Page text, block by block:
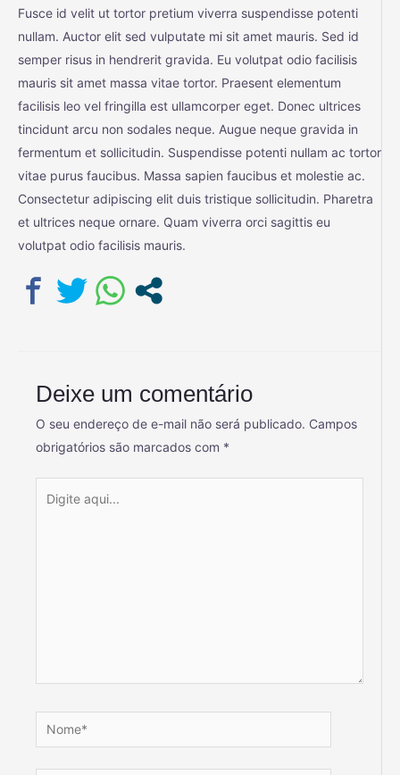
Fusce id velit ut tortor pretium viverra suspendisse potenti
nullam. Auctor elit sed vulputate mi sit amet mauris. Sed id
semper risus in hendrerit gravida. Eu volutpat odio facilisis
mauris sit amet massa vitae tortor. Praesent elementum
facilisis leo vel fringilla est ullamcorper eget. Donec ultrices
tincidunt arcu non sodales neque. Augue neque gravida in
fermentum et sollicitudin. Suspendisse potenti nullam ac tortor
vitae purus faucibus. Massa sapien faucibus et molestie ac.
Consectetur adipiscing elit duis tristique sollicitudin. Pharetra
et ultrices neque ornare. Quam viverra orci sagittis eu
volutpat odio facilisis mauris.
Deixe um comentário
O seu endereço de e-mail não será publicado. Campos
obrigatórios são marcados com *